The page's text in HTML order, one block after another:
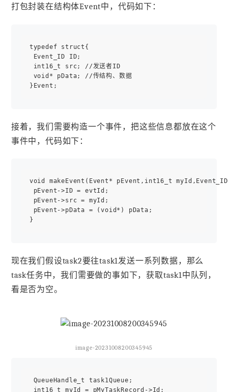
打包封装在结构体Event中，代码如下：
typedef struct{
Event_ID ID;
int16_t src; //发送者ID
void* pData; //传结构、数据
接着，我们需要构造一个事件，把这些信息都放在这个
事件中，代码如下：
void makeEvent(Event* pEvent,int16_t
pEvent->ID = evtId;
pEvent->src = myId;
pEvent->pData = (void*) pData;
现在我们假设task2要往task1发送一系列数据，那么
task任务中，我们需要做的事如下，获取task1中队列，
看是否为空。
image-20231008200345945
QueueHandle_t task1Queue;
int16_t myId = pMyTaskRecord->Id;